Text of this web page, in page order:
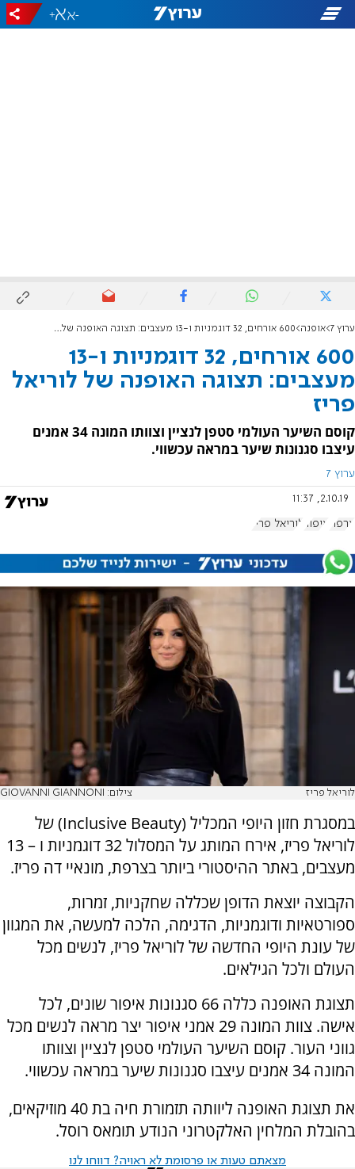
-
+
ערוץ 7 אופנה 600 אורחים, 32 דוגמניות ו-13 מעצבים: תצוגה האופנה של לוריאל פריז
600 אורחים, 32 דוגמניות ו-13
מעצבים: תצוגה האופנה של לוריאל
פריז
קוסם השיער העולמי סטפן לנציין וצוותו המונה 34 אמנים
עיצבו סגנונות שיער במראה עכשווי.
ערוץ 7
2.10.19, 11:37
צרפת איפור לוריאל פריז
לוריאל פריז צילום: GIOVANNI GIANNONI
במסגרת חזון היופי המכליל (Inclusive Beauty) של
לוריאל פריז, אירח המותג על המסלול 32 דוגמניות ו – 13
מעצבים, באתר ההיסטורי ביותר בצרפת, מונאיי דה פריז.
הקבוצה יוצאת הדופן שכללה שחקניות, זמרות,
ספורטאיות ודוגמניות, הדגימה, הלכה למעשה, את המגוון
של עונת היופי החדשה של לוריאל פריז, לנשים מכל
העולם ולכל הגילאים.
תצוגת האופנה כללה 66 סגנונות איפור שונים, לכל
אישה. צוות המונה 29 אמני איפור יצר מראה לנשים מכל
גווני העור. קוסם השיער העולמי סטפן לנציין וצוותו
המונה 34 אמנים עיצבו סגנונות שיער במראה עכשווי.
את תצוגת האופנה ליוותה תזמורת חיה בת 40 מוזיקאים,
בהובלת המלחין האלקטרוני הנודע תומאס רוסל.
מצאתם טעות או פרסומת לא ראויה? דווחו לנו